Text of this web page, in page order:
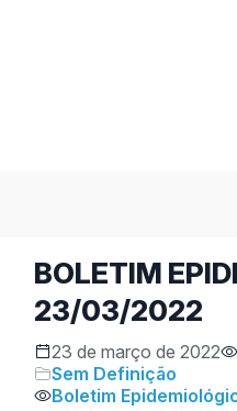
BOLETIM
23/03/2022
23 de março de 2022
Sem Definição
Boletim